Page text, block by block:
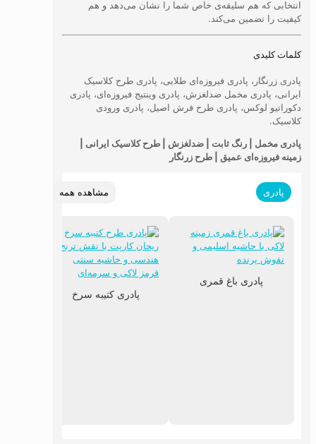
انتخابی که هم سلیقه‌ی خاص شما را نشان می‌دهد و هم
کیفیت را تضمین می‌کند.
کلمات کلیدی
پادری زرنگار، پادری فیروزه‌ای طلایی، پادری طرح کلاسیک
ایرانی، پادری مخمل ضدلغزش، پادری وینتیج فیروزه‌ای، پادری
دکوراتیو لوکس، پادری طرح فرش اصیل، پادری ورودی
کلاسیک.
پادری مخمل | رنگ ثابت | ضدلغزش | طرح کلاسیک ایرانی |
زمینه فیروزه‌ای عمیق | طرح زرنگار
پادری مشاهده همه
پادری باغ قمری
پادری کتیبه سرخ